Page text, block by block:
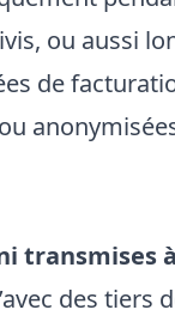
ou aussi
de
transmises
des tiers